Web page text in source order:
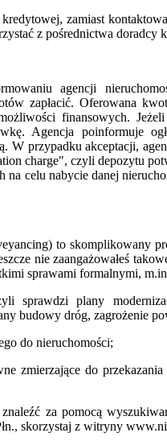
zamiast
z pośrednictwa doradcy
agencji
zapłacić. Oferowana
finansowych.
Agencja poinformuje
W przypadku akceptacji,
charge", czyli depozytu
na celu nabycie danej
to skomplikowany
nie zaangażowałeś
sprawami formalnymi,
sprawdzi plany
budowy dróg, zagrożenie
do nieruchomości;
zmierzające do przekazania
za pomocą
skorzystaj z witryny